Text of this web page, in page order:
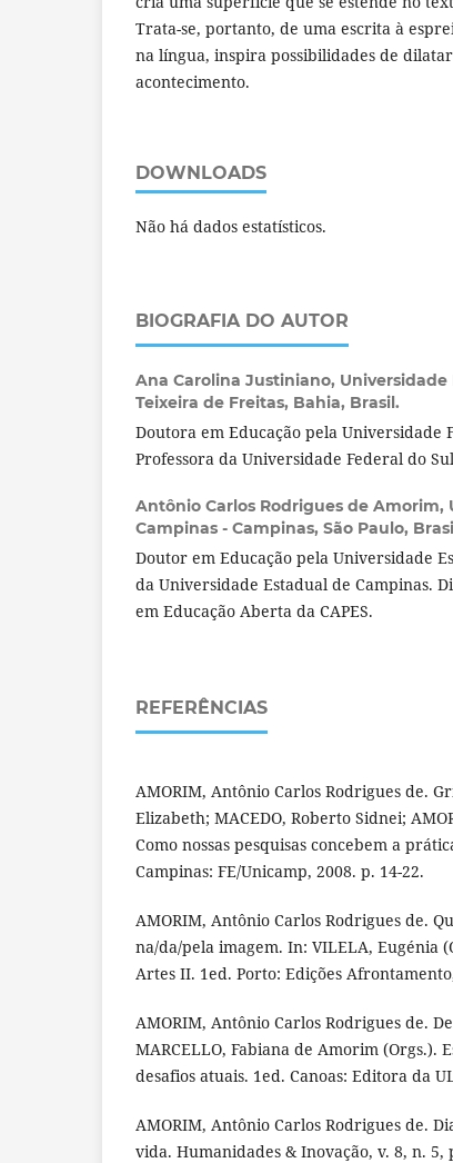
Trata-se, portanto, de uma escrita à
na língua, inspira possibilidades de
acontecimento.
DOWNLOADS
Não há dados estatísticos.
BIOGRAFIA DO AUTOR
Ana Carolina Justiniano, Universidade
Teixeira de Freitas, Bahia, Brasil.
Doutora em Educação pela Universidade
Professora da Universidade Federal do
Antônio Carlos Rodrigues de Amorim,
Campinas - Campinas, São Paulo,
Doutor em Educação pela Universidade
da Universidade Estadual de Campinas.
em Educação Aberta da CAPES.
REFERÊNCIAS
AMORIM, Antônio Carlos Rodrigues de.
Elizabeth; MACEDO, Roberto Sidnei;
Como nossas pesquisas concebem a
Campinas: FE/Unicamp, 2008. p. 14-22.
AMORIM, Antônio Carlos Rodrigues de.
na/da/pela imagem. In: VILELA, Eugénia
Artes II. 1ed. Porto: Edições
AMORIM, Antônio Carlos Rodrigues de.
MARCELLO, Fabiana de Amorim (Orgs.).
desafios atuais. 1ed. Canoas: Editora da
AMORIM, Antônio Carlos Rodrigues de.
vida. Humanidades & Inovação, v. 8, n. 5,